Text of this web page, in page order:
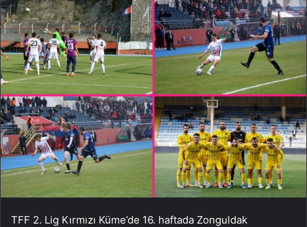
TFF 2. Lig Kırmızı Küme’de 16. haftada Zonguldak